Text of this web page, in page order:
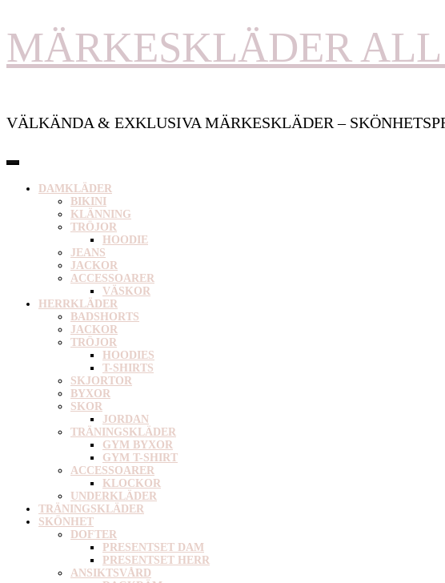
MÄRKESKLÄDER
VÄLKÄNDA & EXKLUSIVA MÄRKESKLÄDER –
DAMKLÄDER
BIKINI
KLÄNNING
TRÖJOR
HOODIE
JEANS
JACKOR
ACCESSOARER
VÄSKOR
HERRKLÄDER
BADSHORTS
JACKOR
TRÖJOR
HOODIES
T-SHIRTS
SKJORTOR
BYXOR
SKOR
JORDAN
TRÄNINGSKLÄDER
GYM BYXOR
GYM T-SHIRT
ACCESSOARER
KLOCKOR
UNDERKLÄDER
TRÄNINGSKLÄDER
SKÖNHET
DOFTER
PRESENTSET DAM
PRESENTSET HERR
ANSIKTSVÅRD